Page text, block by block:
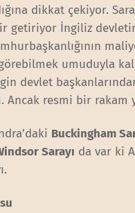
dikkat çekiyor.
getiriyor İngiliz
umuduyla
devlet
Ancak resmi bir rakam
Buckingham
Sarayı da var ki